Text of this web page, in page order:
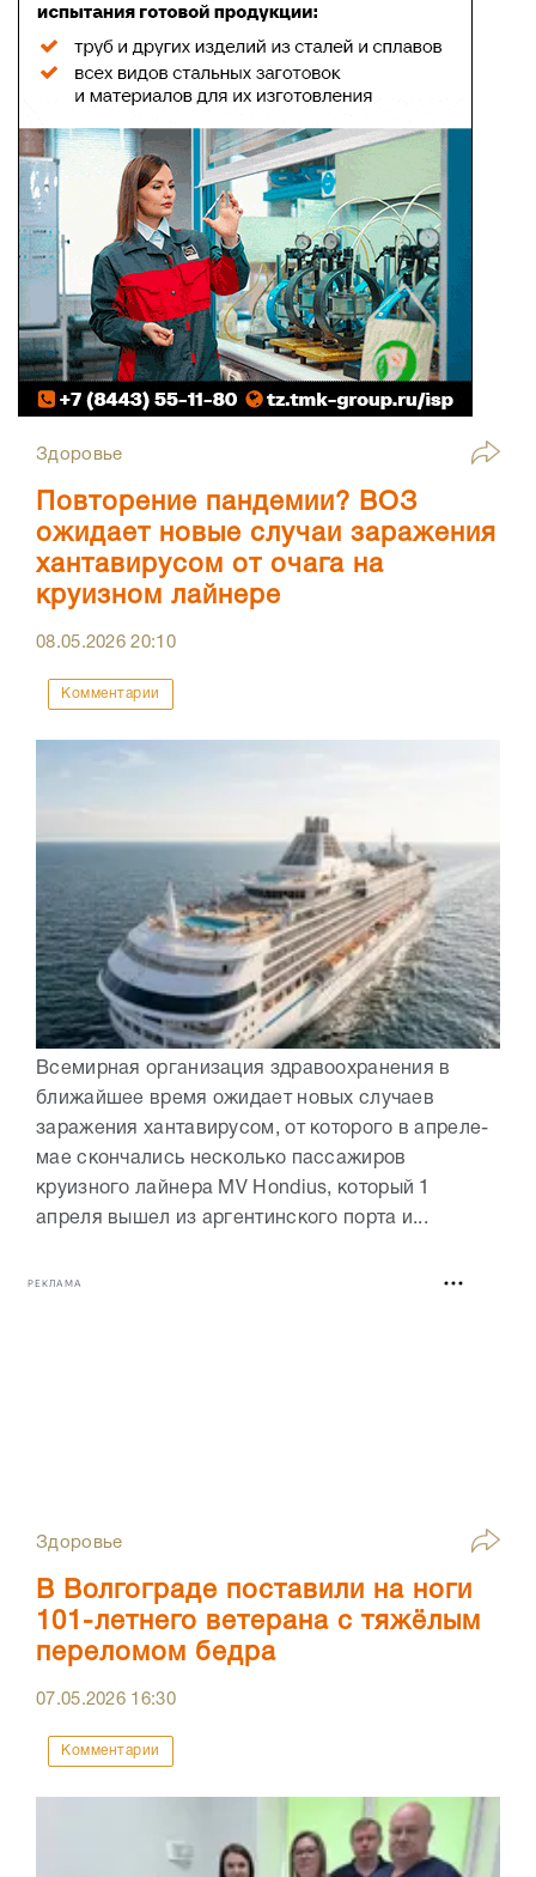
Здоровье
Повторение пандемии? ВОЗ
ожидает новые случаи заражения
хантавирусом от очага на
круизном лайнере
08.05.202620:10
Комментарии
Всемирная организация здравоохранения в
ближайшее время ожидает новых случаев
заражения хантавирусом, от которого в апреле-
мае скончались несколько пассажиров
круизного лайнера MV Hondius, который 1
апреля вышел из аргентинского порта и...
РЕКЛАМА
Здоровье
В Волгограде поставили на ноги
101-летнего ветерана с тяжёлым
переломом бедра
07.05.2026 16:30
Комментарии